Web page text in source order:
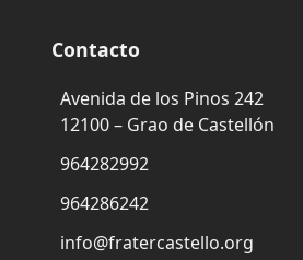
Contacto
Avenida de los Pinos 242
12100 – Grao de Castellón
964282992
964286242
info@fratercastello.org